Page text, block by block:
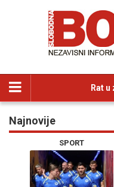
Rat u
Najnovije
SPORT